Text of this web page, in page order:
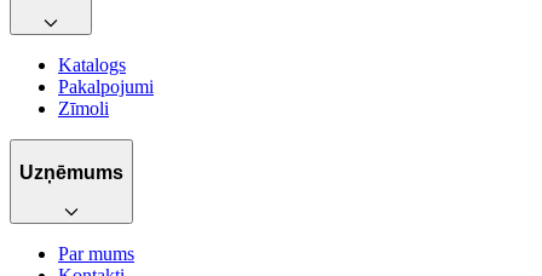
Katalogs
Pakalpojumi
Zīmoli
Uzņēmums
Par mums